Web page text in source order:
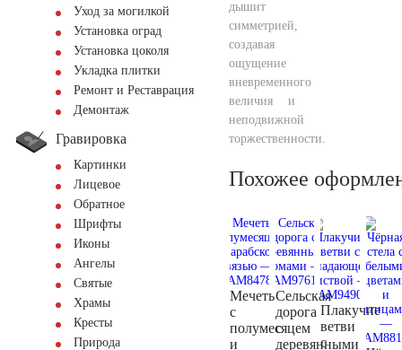
Уход за могилкой
Установка оград
Установка цоколя
Укладка плитки
Ремонт и Реставрация
Демонтаж
Гравировка
Картинки
Лицевое
Обратное
Шрифты
Иконы
Ангелы
Святые
Храмы
Кресты
Природа
дышит
симметрией,
создавая
ощущение
вневременного
величия и
неподвижной
торжественности.
Похожее
Мечеть
с
полумесяцем
и
Сельская
дорога
с
деревянными
Плакучие
ветви
с